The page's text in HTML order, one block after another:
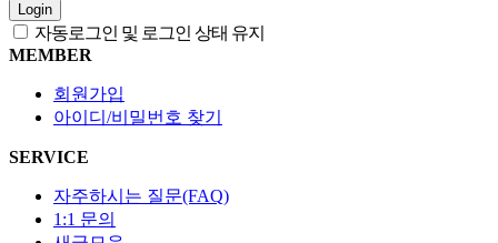
Login
자동로그인 및 로그인 상태 유지
MEMBER
회원가입
아이디/비밀번호 찾기
SERVICE
자주하시는 질문(FAQ)
1:1 문의